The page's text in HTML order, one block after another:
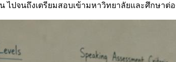
ปจนถึงเตรียมสอบเข้ามหาวิทยาลัยและศึกษาต่อ